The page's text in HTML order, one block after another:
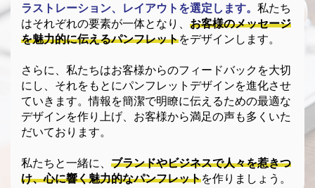
ラストレーション、レイアウトを選定します。 私たち
はそれぞれの要素が一体となり、 お客様のメッセージ
を魅力的に伝えるパンフレットをデザインします。
さらに、私たちはお客様からのフィードバックを大切
にし、それをもとにパンフレットデザインを進化させ
ていきます。情報を簡潔で明瞭に伝えるための最適な
デザインを作り上げ、お客様から満足の声も多くいた
だいております。
私たちと一緒に、 ブランドやビジネスで人々を惹きつ
け、心に響く魅力的なパンフレットを作りましょう。